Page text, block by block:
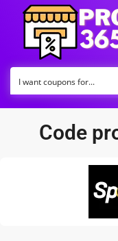
Code